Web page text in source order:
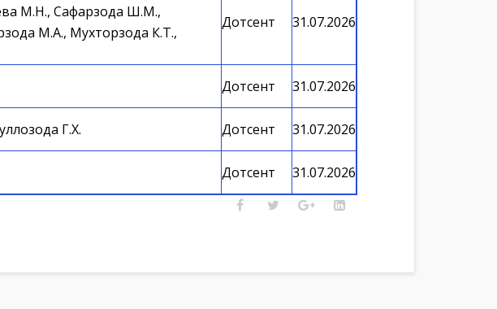
М.Н., Сафарзода Ш.М.,
М.А., Мухторзода К.Т.,
Дотсент 31.07.2026
Дотсент
31.07.2026
Г.Х. Дотсент
31.07.2026
Дотсент 31.07.2026